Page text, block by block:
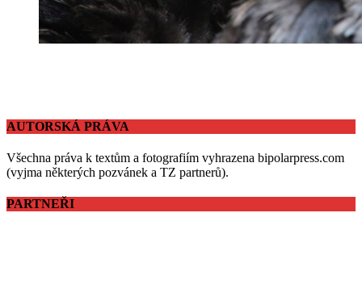
AUTORSKÁ PRÁVA
Všechna práva k textům a fotografiím vyhrazena bipolarpress.com
(vyjma některých pozvánek a TZ partnerů).
PARTNEŘI